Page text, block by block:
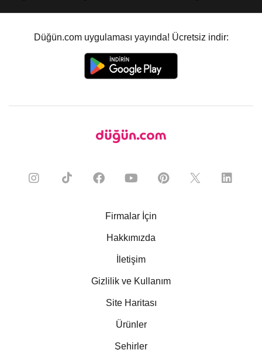
Düğün.com uygulaması yayında! Ücretsiz indir:
Firmalar İçin
Hakkımızda
İletişim
Gizlilik ve Kullanım
Site Haritası
Ürünler
Şehirler